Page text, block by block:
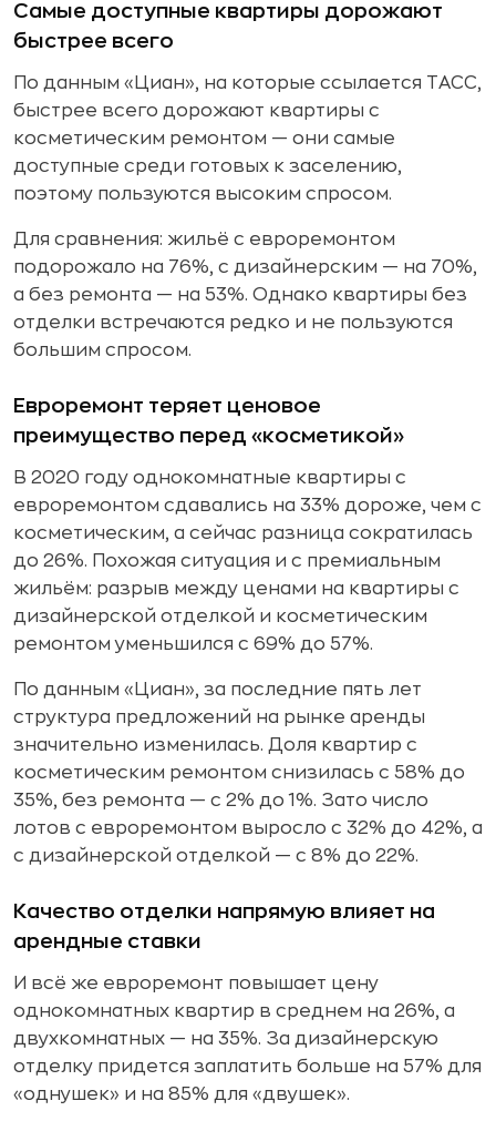
Самые доступные квартиры дорожают
быстрее всего
По данным «Циан», на которые ссылается ТАСС,
быстрее всего дорожают квартиры с
косметическим ремонтом — они самые
доступные среди готовых к заселению,
поэтому пользуются высоким спросом.
Для сравнения: жильё с евроремонтом
подорожало на 76%, с дизайнерским — на 70%,
а без ремонта — на 53%. Однако квартиры без
отделки встречаются редко и не пользуются
большим спросом.
Евроремонт теряет ценовое
преимущество перед «косметикой»
В 2020 году однокомнатные квартиры с
евроремонтом сдавались на 33% дороже, чем с
косметическим, а сейчас разница сократилась
до 26%. Похожая ситуация и с премиальным
жильём: разрыв между ценами на квартиры с
дизайнерской отделкой и косметическим
ремонтом уменьшился с 69% до 57%.
По данным «Циан», за последние пять лет
структура предложений на рынке аренды
значительно изменилась. Доля квартир с
косметическим ремонтом снизилась с 58% до
35%, без ремонта — с 2% до 1%. Зато число
лотов с евроремонтом выросло с 32% до 42%, а
с дизайнерской отделкой — с 8% до 22%.
Качество отделки напрямую влияет на
арендные ставки
И всё же евроремонт повышает цену
однокомнатных квартир в среднем на 26%, а
двухкомнатных — на 35%. За дизайнерскую
отделку придется заплатить больше на 57% для
«однушек» и на 85% для «двушек».